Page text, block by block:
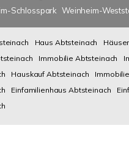
Schlosspark Weinheim-
Haus Abtsteinach
Immobilie Abtsteinach
Hauskauf Abtsteinach
Einfamilienhaus Abtsteinach